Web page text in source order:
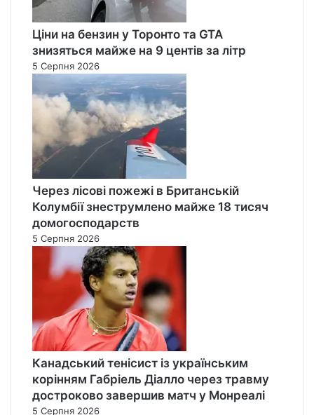
б
о
р
і
Ціни на бензин у Торонто та GTA
знизяться майже на 9 центів за літр
5 Серпня 2026
Через лісові пожежі в Британській
Колумбії знеструмлено майже 18 тисяч
домогосподарств
5 Серпня 2026
Канадський тенісист із українським
корінням Габріель Діалло через травму
достроково завершив матч у Монреалі
5 Серпня 2026